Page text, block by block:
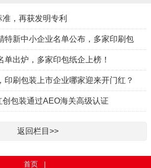
，再获发明专利
特新中小企业名单公布，多家印刷包
单出炉，多家印包纸企上榜！
印刷包装上市企业哪家迎来开门红？
包装通过AEO海关高级认证
返回栏目>>
首页 |